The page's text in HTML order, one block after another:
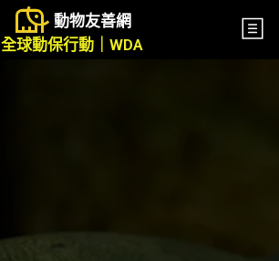
動物友善網
全球動保行動｜WDA